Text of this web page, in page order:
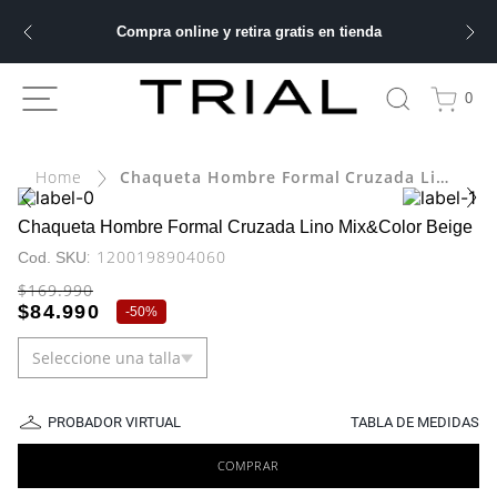
Compra online y retira gratis en tienda
0
Chaqueta Hombre Formal Cruzada Lino Mix&Color Beige
Chaqueta Hombre Formal Cruzada Lino Mix&Color Beige
: 1200198904060
$169.990
$84.990 -50%
Seleccione una talla
PROBADOR VIRTUAL TABLA DE MEDIDAS
COMPRAR
BUSCADOS